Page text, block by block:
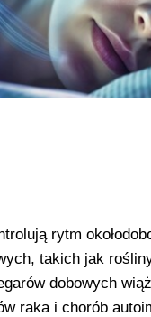
rytm
takich jak
dobowych
raka i chorób